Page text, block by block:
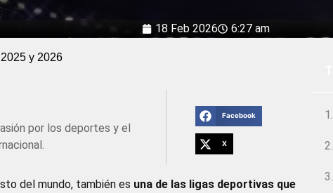
18 Feb 2026 6:27 am
y 2026
por los deportes y el
Facebook
X
del mundo, también es una de las ligas deportivas que